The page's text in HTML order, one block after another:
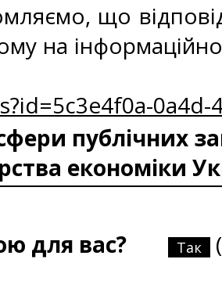
що
на
0a4d-
публічних
економіки
для вас?
Так